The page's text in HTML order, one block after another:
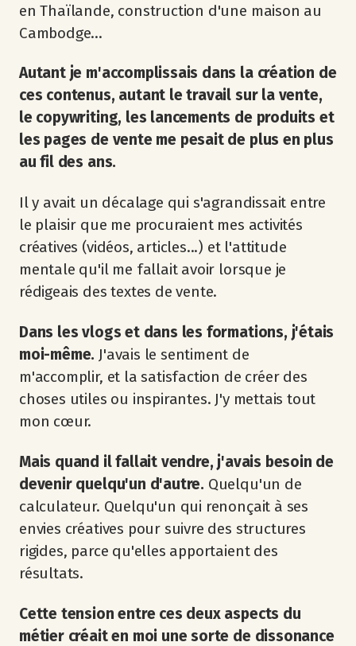
en Thaïlande, construction d'une maison au
Cambodge...
Autant je m'accomplissais dans la création de
ces contenus, autant le travail sur la vente,
le copywriting, les lancements de produits et
les pages de vente me pesait de plus en plus
au fil des ans.
Il y avait un décalage qui s'agrandissait entre
le plaisir que me procuraient mes activités
créatives (vidéos, articles...) et l'attitude
mentale qu'il me fallait avoir lorsque je
rédigeais des textes de vente.
Dans les vlogs et dans les formations, j'étais
moi-même. J'avais le sentiment de
m'accomplir, et la satisfaction de créer des
choses utiles ou inspirantes. J'y mettais tout
mon cœur.
Mais quand il fallait vendre, j'avais besoin de
devenir quelqu'un d'autre. Quelqu'un de
calculateur. Quelqu'un qui renonçait à ses
envies créatives pour suivre des structures
rigides, parce qu'elles apportaient des
résultats.
Cette tension entre ces deux aspects du
métier créait en moi une sorte de dissonance